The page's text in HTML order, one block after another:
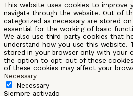
This website uses cookies to improve
navigate through the website. Out of
categorized as necessary are stored
essential for the working of basic
We also use third-party cookies that
understand how you use this website.
stored in your browser only with your
the option to opt-out of these
of these cookies may affect your
Necessary
Necessary
Siempre activado